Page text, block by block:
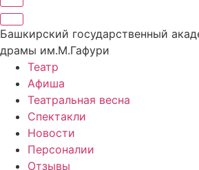
Башкирский государственный
драмы им.М.Гафури
Театр
Афиша
Театральная весна
Спектакли
Новости
Персоналии
Отзывы